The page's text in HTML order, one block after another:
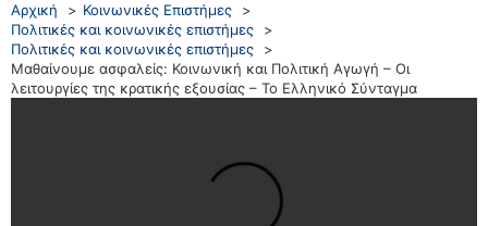
Αρχική
Κοινωνικές Επιστήμες
Πολιτικές και κοινωνικές επιστήμες
Πολιτικές και κοινωνικές επιστήμες
Μαθαίνουμε ασφαλείς: Κοινωνική και Πολιτική Αγωγή – Οι
λειτουργίες της κρατικής εξουσίας – Το Ελληνικό Σύνταγμα